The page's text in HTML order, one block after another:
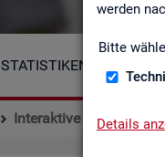
werden
Bitte
Details
STATISTIKEN
Interaktive Statistiken